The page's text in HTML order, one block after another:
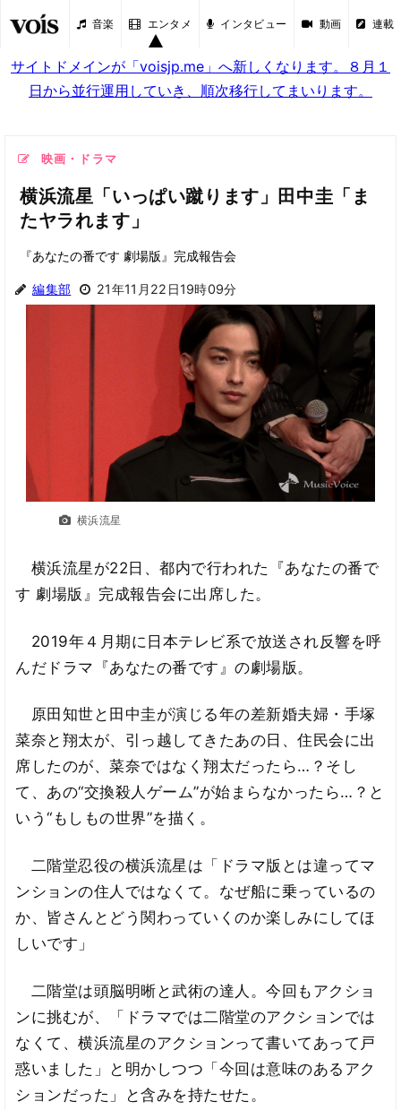
音楽 エンタメ インタビュー 動画 連載
サイトドメインが「voisjp.me」へ新しくなります。８月１
日から並行運用していき、順次移行してまいります。
映画・ドラマ
横浜流星「いっぱい蹴ります」田中圭「ま
たヤラれます」
『あなたの番です 劇場版』完成報告会
編集部 21年11月22日19時09分
横浜流星
横浜流星が22日、都内で行われた『あなたの番で
す 劇場版』完成報告会に出席した。
2019年４月期に日本テレビ系で放送され反響を呼
んだドラマ『あなたの番です』の劇場版。
原田知世と田中圭が演じる年の差新婚夫婦・手塚
菜奈と翔太が、引っ越してきたあの日、住民会に出
席したのが、菜奈ではなく翔太だったら…？そし
て、あの“交換殺人ゲーム”が始まらなかったら…？と
いう“もしもの世界”を描く。
二階堂忍役の横浜流星は「ドラマ版とは違ってマ
ンションの住人ではなくて。なぜ船に乗っているの
か、皆さんとどう関わっていくのか楽しみにしてほ
しいです」
二階堂は頭脳明晰と武術の達人。今回もアクショ
ンに挑むが、「ドラマでは二階堂のアクションでは
なくて、横浜流星のアクションって書いてあって戸
惑いました」と明かしつつ「今回は意味のあるアク
ションだった」と含みを持たせた。